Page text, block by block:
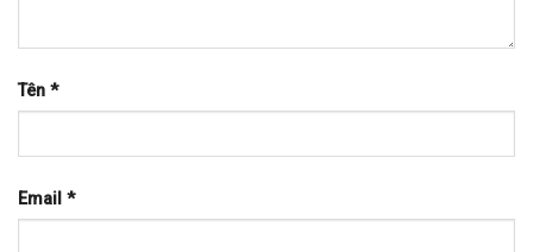
Tên *
Email *